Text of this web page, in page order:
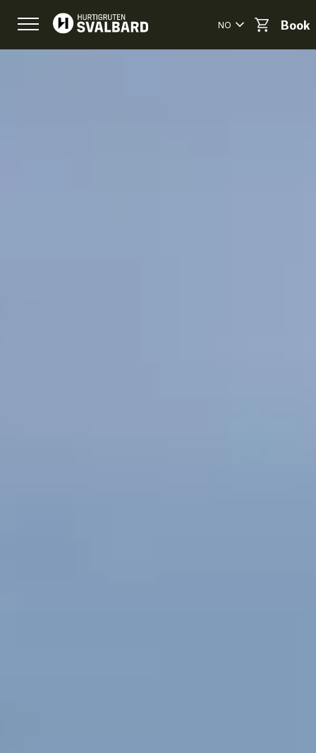
NO Book